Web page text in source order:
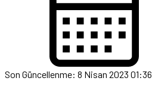
Son Güncellenme: 8 Nisan 2023 01:36